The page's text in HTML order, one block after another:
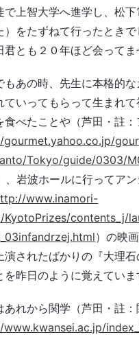
で上智大学へ進学し、松
）をたずねて行ったとき
君とも２０年ほど会ってま
あの時、先生に本格的な
ていってもらって生まれ
食べたことや（芦田・註：
Tokyo/guide/0303/
、岩波ホールに行ってア
www.inamori-
KyotoPrizes/contents_j/
）の映
演されたばかりの『大理
を昨日のように覚えていま
れから関学（芦田・註：